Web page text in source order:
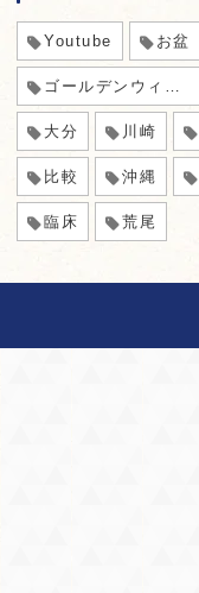
Youtube お盆
ゴールデンウィーク
大分 川崎
比較 沖縄
臨床 荒尾